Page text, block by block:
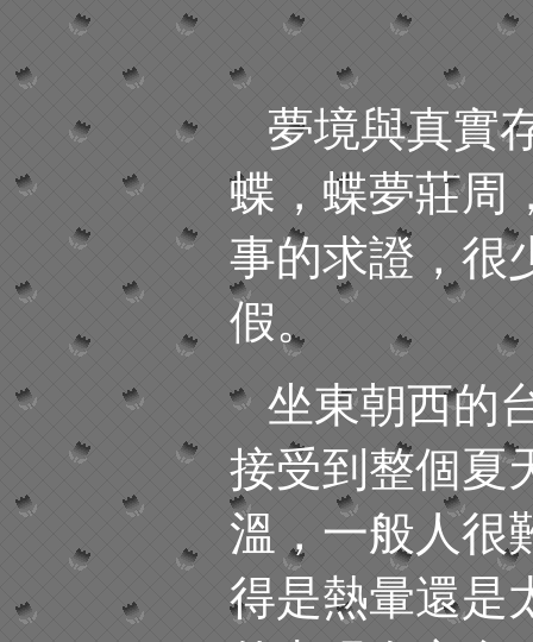
夢境與真實
蝶，蝶夢莊周
事的求證，很
假。
坐東朝西的
接受到整個夏
溫，一般人很
得是熱暈還是